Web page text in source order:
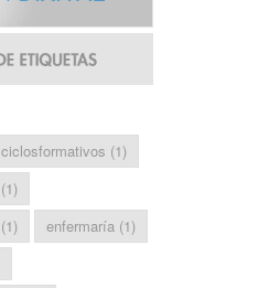
ciclosformativos (1)
(1)
(1) enfermaría (1)